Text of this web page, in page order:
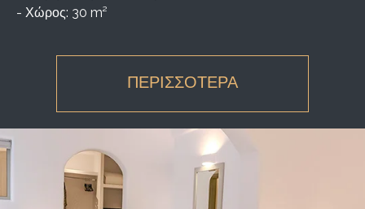
- Χώρος: 30 m²
ΠΕΡΙΣΣΟΤΕΡΑ